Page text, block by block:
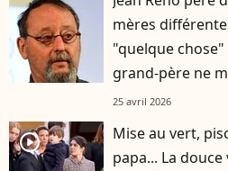
mères
"quelque
grand-père ne
25 avril 2026
player2
Mise au vert,
papa... La